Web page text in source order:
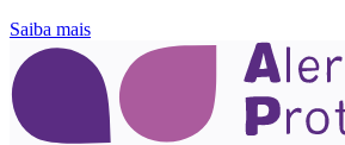
Saiba mais